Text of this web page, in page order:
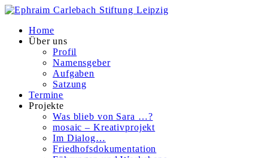
Home
Über uns
Profil
Namensgeber
Aufgaben
Satzung
Termine
Projekte
Was blieb von Sara …?
mosaic – Kreativprojekt
Im Dialog…
Friedhofsdokumentation